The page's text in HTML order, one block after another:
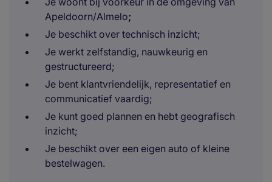
Apeldoorn/Almelo;
Je beschikt over technisch inzicht;
Je werkt zelfstandig, nauwkeurig en
gestructureerd;
Je bent klantvriendelijk, representatief en
communicatief vaardig;
Je kunt goed plannen en hebt geografisch
inzicht;
Je beschikt over een eigen auto of kleine
bestelwagen.